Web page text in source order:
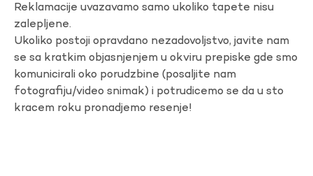
Reklamacije uvazavamo samo ukoliko tapete nisu
zalepljene.
Ukoliko postoji opravdano nezadovoljstvo, javite nam
se sa kratkim objasnjenjem u okviru prepiske gde smo
komunicirali oko porudzbine (posaljite nam
fotografiju/video snimak) i potrudicemo se da u sto
kracem roku pronadjemo resenje!